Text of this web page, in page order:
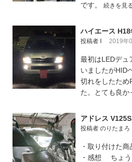
です。 続きを見
ハイエース
投稿者 I 2019年
最初はLEDデュ
いましたがHID
切れをしたため
た。とても良か
アドレス
投稿者 のりたまろ
・取り付けた
・感想 ちょう